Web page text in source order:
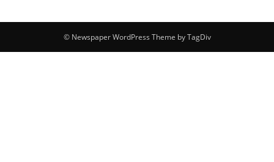
© Newspaper WordPress Theme by TagDiv